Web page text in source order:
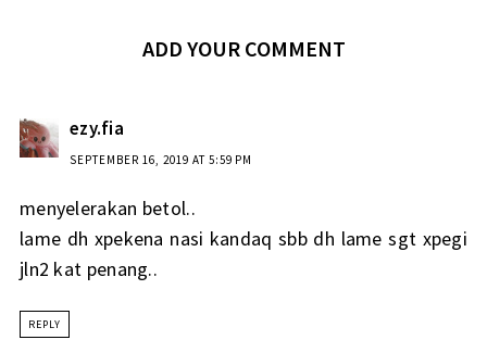
ADD YOUR COMMENT
ezy.fia
SEPTEMBER 16, 2019 AT 5:59 PM
menyelerakan betol..
lame dh xpekena nasi kandaq sbb dh lame sgt xpegi
jln2 kat penang..
REPLY